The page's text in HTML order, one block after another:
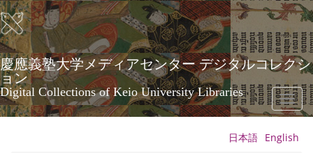
Skip
to
main
content
慶應義塾大学メディアセンター デジタルコレクシ
ョン
Digital Collections of Keio University Libraries
Toggle
日本語 English